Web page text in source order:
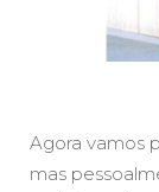
Agora vamos
mas